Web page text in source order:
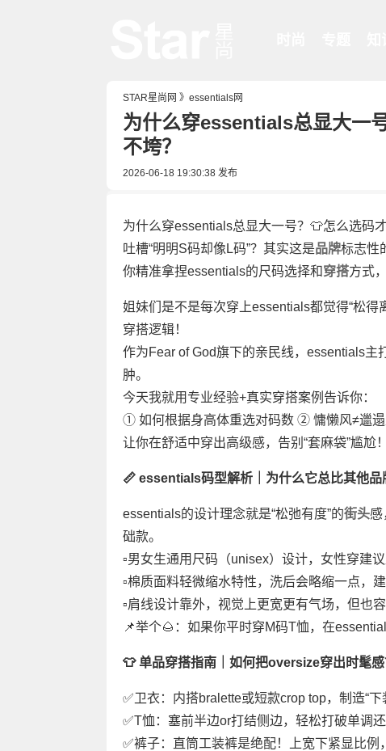
STAR星尚网 》 essentials网
为什么穿essentials总显大一
不垮？
2026-06-18 19:30:38 发布
为什么穿essentials总显大一号？👕怎么选码
吐槽“明明S码却像L码”？其实这是品牌标志性
你精准拿捏essentials的尺码选择和穿搭方式
姐妹们是不是每次穿上essentials都觉得“松
穿搭逻辑！
作为Fear of God旗下的亲民线，essentials
肿。
今天我就用专业经验+真实穿搭案例告诉你：
① 如何根据身高体重选对码数 ② 慵懒风≠邋
让你在舒适中穿出高级感，告别“套麻袋”尴尬
📏 essentials码型解析｜为什么它总比其他品
essentials的设计理念就是“松弛有度”的街头感
础款。
▫️男女生通用尺码（unisex）设计，女性穿建
▫️棉质面料轻微缩水特性，洗后会略缩一点，
▫️肩线设计靠外，视觉上更宽更有气场，但也
📌举个🌰：如果你平时穿M码T恤，在
👕 单品穿搭指南｜如何把oversize穿出时髦感
✅卫衣：内搭bralette或短款crop top，制造“
✅T恤：塞前半边or打结侧边，轻松打破单调
✅裤子：直筒工装裤是绝配！上宽下紧显比例